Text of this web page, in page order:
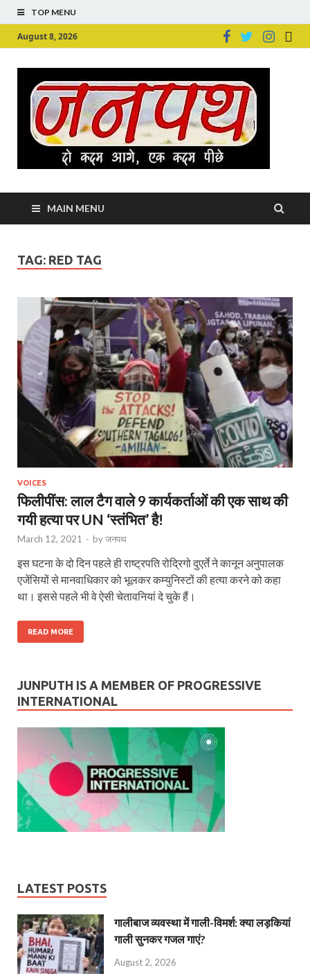
TOP MENU
August 8, 2026
MAIN MENU
TAG: RED TAG
VOICES
फिलीपींस: लाल टैग वाले 9 कार्यकर्ताओं की एक साथ की
गयी हत्या पर UN ‘स्तंभित’ है!
March 12, 2021 - byजनपथ
इस घटना के दो दिन पहले ही राष्‍ट्रपति रोद्रिगो दुएर्ते ने कानून अनुपालक
एजेंसियों से मानवाधिकार को भूलकर कम्‍युनिस्‍टों की हत्‍या करने को कहा
था। इससे पहले भी वे ऐसी चेतावनियां दे चुके हैं।
READ MORE
JUNPUTH IS A MEMBER OF PROGRESSIVE
INTERNATIONAL
LATEST POSTS
गालीबाज व्‍यवस्‍था में गाली-विमर्श: क्या लड़कियां
गाली सुनकर गजल गाएं?
August 2, 2026